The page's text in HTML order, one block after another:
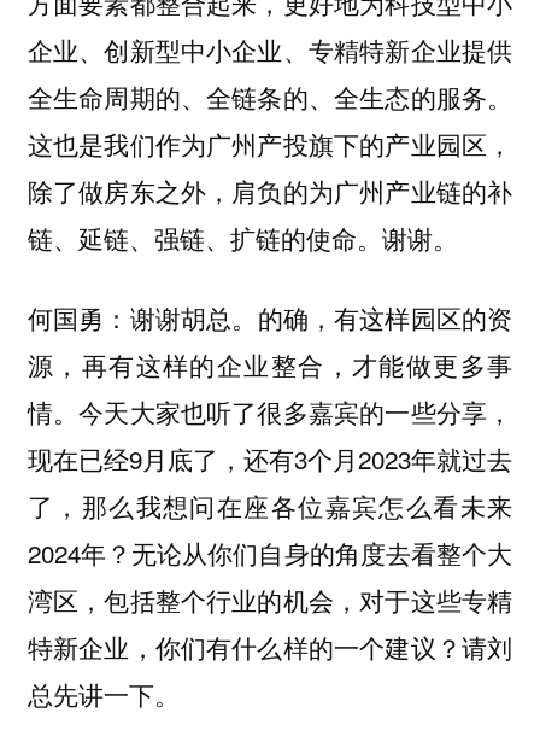
企业、创新型中小企业、专精特新企业提供
全生命周期的、全链条的、全生态的服务。
这也是我们作为广州产投旗下的产业园区，
除了做房东之外，肩负的为广州产业链的补
链、延链、强链、扩链的使命。谢谢。
何国勇： 谢谢胡总。的确，有这样园区的资
源，再有这样的企业整合，才能做更多事
情。今天大家也听了很多嘉宾的一些分享，
现在已经9月底了，还有3个月2023年就过去
了，那么我想问在座各位嘉宾怎么看未来
2024年？无论从你们自身的角度去看整个大
湾区，包括整个行业的机会，对于这些专精
特新企业，你们有什么样的一个建议？请刘
总先讲一下。